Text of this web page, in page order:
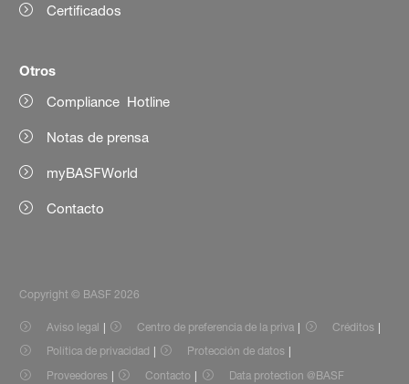
Certificados
Otros
Compliance Hotline
Notas de prensa
myBASFWorld
Contacto
Copyright © BASF 2026
Aviso legal Centro de preferencia de la priva
Créditos
Política de privacidad
Protección de datos
Proveedores
Contacto Data protection @BASF